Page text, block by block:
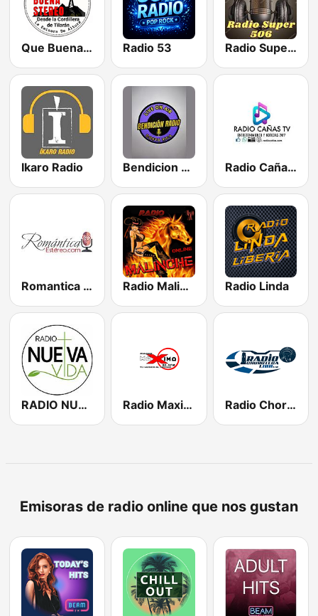
Que Buena Radio Radio 53 Radio Super 506
Ikaro Radio Bendicion Radio Radio Cañas TV
Romantica Stereo Radio Malinche Online Radio Linda
RADIO NUEVA VIDA Radio Maxima 90.5 FM Radio Chorotega 1100 AM
Emisoras de radio online que nos gustan